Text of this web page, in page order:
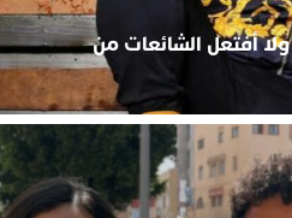
أفتعل الشائعات من